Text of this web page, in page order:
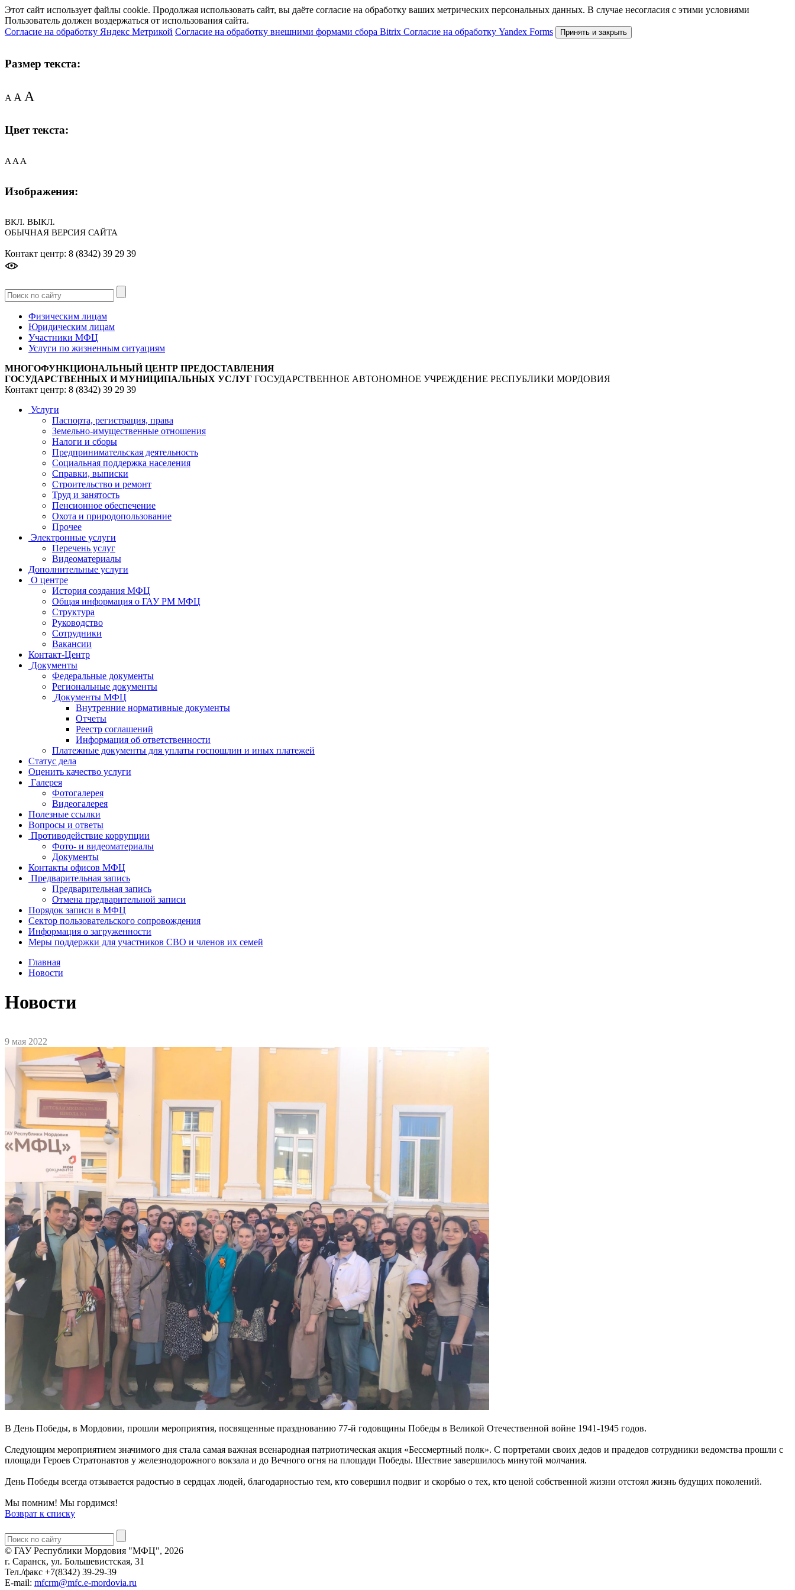
Этот сайт использует файлы cookie. Продолжая использовать сайт, вы даёте согласие на обработку ваших метрических персональных данных. В случае несогласия с этими условиями
Пользователь должен воздержаться от использования сайта.
Согласие на обработку Яндекс Метрикой Согласие на обработку внешними формами сбора Bitrix Согласие на обработку Yandex Forms Принять и закрыть
Размер текста:
AAA
Цвет текста:
A A A
Изображения:
ВКЛ. ВЫКЛ.
ОБЫЧНАЯ ВЕРСИЯ САЙТА
Контакт центр: 8 (8342) 39 29 39
Физическим лицам
Юридическим лицам
Участники МФЦ
Услуги по жизненным ситуациям
МНОГОФУНКЦИОНАЛЬНЫЙ ЦЕНТР ПРЕДОСТАВЛЕНИЯ
ГОСУДАРСТВЕННЫХ И МУНИЦИПАЛЬНЫХ УСЛУГ ГОСУДАРСТВЕННОЕ АВТОНОМНОЕ УЧРЕЖДЕНИЕ РЕСПУБЛИКИ МОРДОВИЯ
Контакт центр: 8 (8342) 39 29 39
Услуги
Паспорта, регистрация, права
Земельно-имущественные отношения
Налоги и сборы
Предпринимательская деятельность
Социальная поддержка населения
Справки, выписки
Строительство и ремонт
Труд и занятость
Пенсионное обеспечение
Охота и природопользование
Прочее
Электронные услуги
Перечень услуг
Видеоматериалы
Дополнительные услуги
О центре
История создания МФЦ
Общая информация о ГАУ РМ МФЦ
Структура
Руководство
Сотрудники
Вакансии
Контакт-Центр
Документы
Федеральные документы
Региональные документы
Документы МФЦ
Внутренние нормативные документы
Отчеты
Реестр соглашений
Информация об ответственности
Платежные документы для уплаты госпошлин и иных платежей
Статус дела
Оценить качество услуги
Галерея
Фотогалерея
Видеогалерея
Полезные ссылки
Вопросы и ответы
Противодействие коррупции
Фото- и видеоматериалы
Документы
Контакты офисов МФЦ
Предварительная запись
Предварительная запись
Отмена предварительной записи
Порядок записи в МФЦ
Сектор пользовательского сопровождения
Информация о загруженности
Меры поддержки для участников СВО и членов их семей
Главная
Новости
Новости
9 мая 2022
В День Победы, в Мордовии, прошли мероприятия, посвященные празднованию 77-й годовщины Победы в Великой Отечественной войне 1941-1945 годов.
Следующим мероприятием значимого дня стала самая важная всенародная патриотическая акция «Бессмертный полк». С портретами своих дедов и прадедов сотрудники ведомства прошли с
площади Героев Стратонавтов у железнодорожного вокзала и до Вечного огня на площади Победы. Шествие завершилось минутой молчания.
День Победы всегда отзывается радостью в сердцах людей, благодарностью тем, кто совершил подвиг и скорбью о тех, кто ценой собственной жизни отстоял жизнь будущих поколений.
Мы помним! Мы гордимся!
Возврат к списку
© ГАУ Республики Мордовия "МФЦ", 2026
г. Саранск, ул. Большевистская, 31
Тел./факс +7(8342) 39-29-39
E-mail: mfcrm@mfc.e-mordovia.ru